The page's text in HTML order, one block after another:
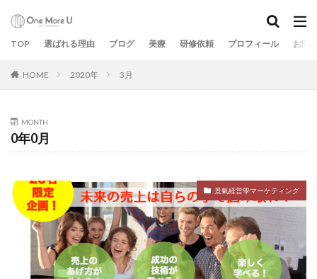
TOP 選ばれる理由 ブログ 美療 研修依頼 プロフィール お問
HOME 2020年 3月
MONTH
0年0月
景氣経営學マーケティング